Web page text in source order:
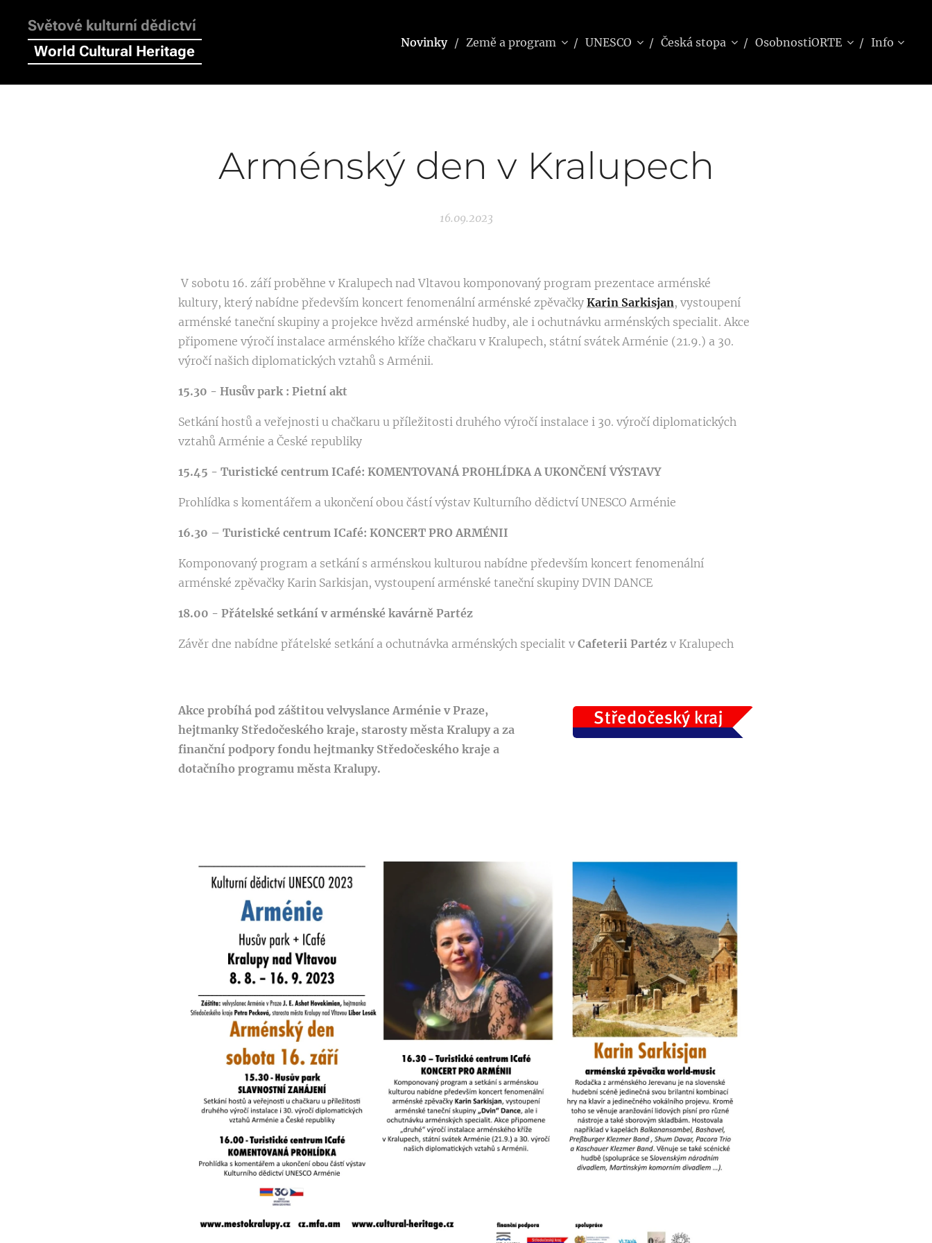
Světové kulturní dědictví
World Cultural Heritage
Novinky Země a program UNESCO Česká stopa OsobnostiORTE Info
Arménský den v Kralupech
16.09.2023
V sobotu 16. září proběhne v Kralupech nad Vltavou komponovaný program prezentace arménské
kultury, který nabídne především koncert fenomenální arménské zpěvačky Karin Sarkisjan, vystoupení
arménské taneční skupiny a projekce hvězd arménské hudby, ale i ochutnávku arménských specialit. Akce
připomene výročí instalace arménského kříže chačkaru v Kralupech, státní svátek Arménie (21.9.) a 30.
výročí našich diplomatických vztahů s Arménii.
15.30 - Husův park : Pietní akt
Setkání hostů a veřejnosti u chačkaru u příležitosti druhého výročí instalace i 30. výročí diplomatických
vztahů Arménie a České republiky
15.45 - Turistické centrum ICafé: KOMENTOVANÁ PROHLÍDKA A UKONČENÍ VÝSTAVY
Prohlídka s komentářem a ukončení obou částí výstav Kulturního dědictví UNESCO Arménie
16.30 – Turistické centrum ICafé: KONCERT PRO ARMÉNII
Komponovaný program a setkání s arménskou kulturou nabídne především koncert fenomenální
arménské zpěvačky Karin Sarkisjan, vystoupení arménské taneční skupiny DVIN DANCE
18.00 - Přátelské setkání v arménské kavárně Partéz
Závěr dne nabídne přátelské setkání a ochutnávka arménských specialit v Cafeterii Partéz v Kralupech
Akce probíhá pod záštitou velvyslance Arménie v Praze,
hejtmanky Středočeského kraje, starosty města Kralupy a za
finanční podpory fondu hejtmanky Středočeského kraje a
dotačního programu města Kralupy.